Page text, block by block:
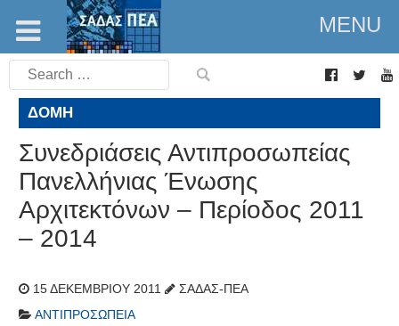
MENU
Search
for:
ΔΟΜΉ
Συνεδριάσεις Αντιπροσωπείας
Πανελλήνιας Ένωσης
Αρχιτεκτόνων – Περίοδος 2011
– 2014
15 ΔΕΚΕΜΒΡΊΟΥ 2011
ΣΑΔΑΣ-ΠΕΑ
ΑΝΤΙΠΡΟΣΩΠΕΊΑ